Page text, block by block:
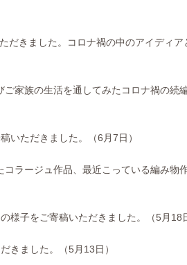
だきました。コロナ禍の中のアイディア
家族の生活を通してみたコロナ禍の続
ただきました。（6月7日）
ラージュ作品、最近こっている編み物
子をご寄稿いただきました。（5月18
きました。（5月13日）